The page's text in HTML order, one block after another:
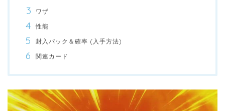
ワザ
性能
封入パック＆確率 (入手方法)
関連カード